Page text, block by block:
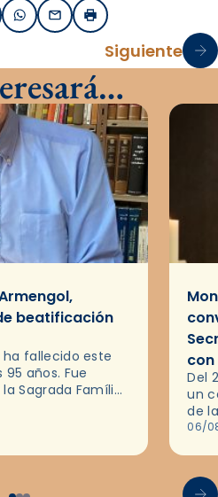
Twitter
WhatsApp
EmailImprimir
Siguiente
beatificación
ha fallecido este
años. Fue
Sagrada Família
Del
un
de
en
06/